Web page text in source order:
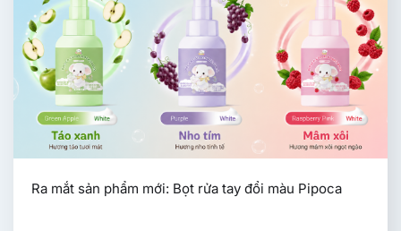
Ra mắt sản phẩm mới: Bọt rửa tay đổi màu Pipoca